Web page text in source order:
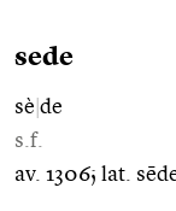
sede
sè de
s.f.
av. 1306; lat.